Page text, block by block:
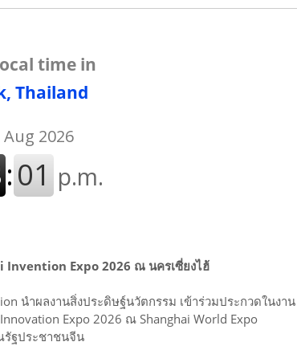
time in
Thailand
Invention Expo 2026 ณ นครเซี่ยงไฮ้
นำผลงานสิ่งประดิษฐ์นวัตกรรม เข้าร่วมประกวดในงาน
Expo 2026 ณ Shanghai World Expo
รัฐประชาชนจีน